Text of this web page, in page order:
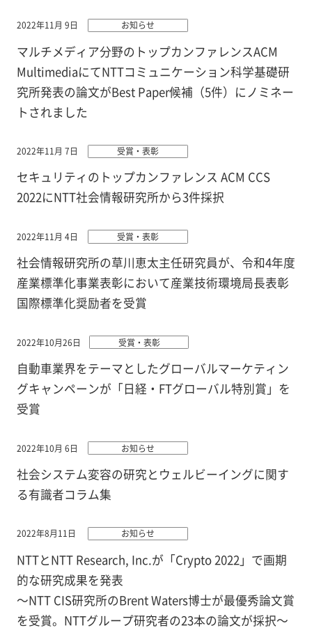
2022年11月 9日 お知らせ
マルチメディア分野のトップカンファレンスACM
MultimediaにてNTTコミュニケーション科学基礎研
究所発表の論文がBest Paper候補（5件）にノミネー
トされました
2022年11月 7日 受賞・表彰
セキュリティのトップカンファレンス ACM CCS
2022にNTT社会情報研究所から3件採択
2022年11月 4日 受賞・表彰
社会情報研究所の草川恵太主任研究員が、令和4年度
産業標準化事業表彰において産業技術環境局長表彰
国際標準化奨励者を受賞
2022年10月26日 受賞・表彰
自動車業界をテーマとしたグローバルマーケティン
グキャンペーンが「日経・FTグローバル特別賞」を
受賞
2022年10月 6日 お知らせ
社会システム変容の研究とウェルビーイングに関す
る有識者コラム集
2022年8月11日 お知らせ
NTTとNTT Research, Inc.が「Crypto 2022」で画期
的な研究成果を発表
～NTT CIS研究所のBrent Waters博士が最優秀論文賞
を受賞。NTTグループ研究者の23本の論文が採択～